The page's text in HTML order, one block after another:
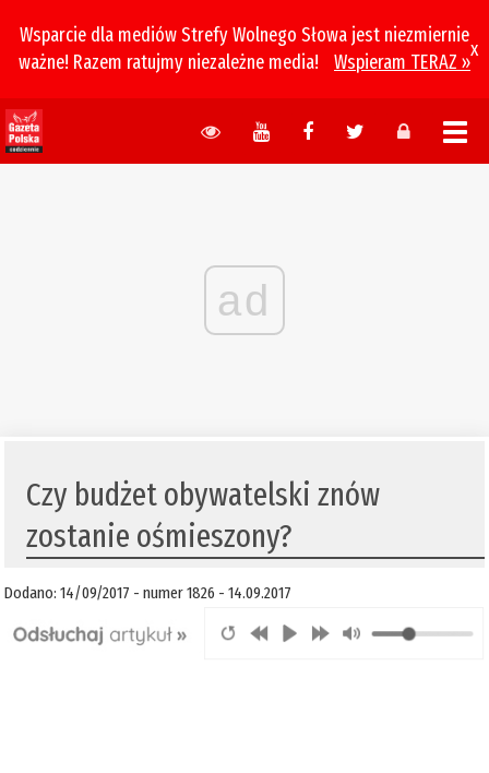
Wsparcie dla mediów Strefy Wolnego Słowa jest niezmiernie
ważne! Razem ratujmy niezależne media!
Wspieram TERAZ »
x
ad
​Czy budżet obywatelski znów
zostanie ośmieszony?
Dodano: 14/09/2017 - numer 1826 - 14.09.2017